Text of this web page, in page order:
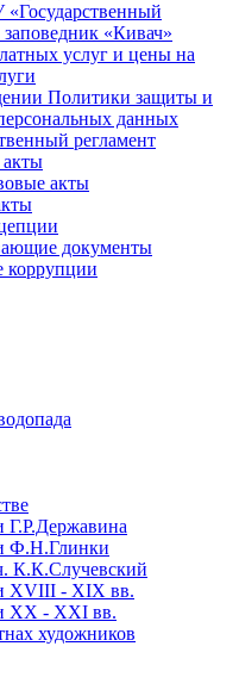
«Кивач»
услуг и цены на
Политики защиты и
данных
регламент
акты
акты
документы
коррупции
Г.Р.Державина
Ф.Н.Глинки
К.К.Случевский
XVIII - XIX вв.
XX - XXI вв.
художников